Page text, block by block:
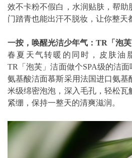
效不卡粉不假白，水润贴肤，帮助
门踏青也能出汗不脱妆，让你整天
一按，唤醒光洁少年气：TR「泡
春夏天气转暖的同时，皮肤油
TR「泡芙」洁面做个SPA级的洁面
氨基酸洁面慕斯采用法国进口氨基
米级绵密泡泡，深入毛孔，轻松瓦
紧绷，保持一整天的清爽滋润。